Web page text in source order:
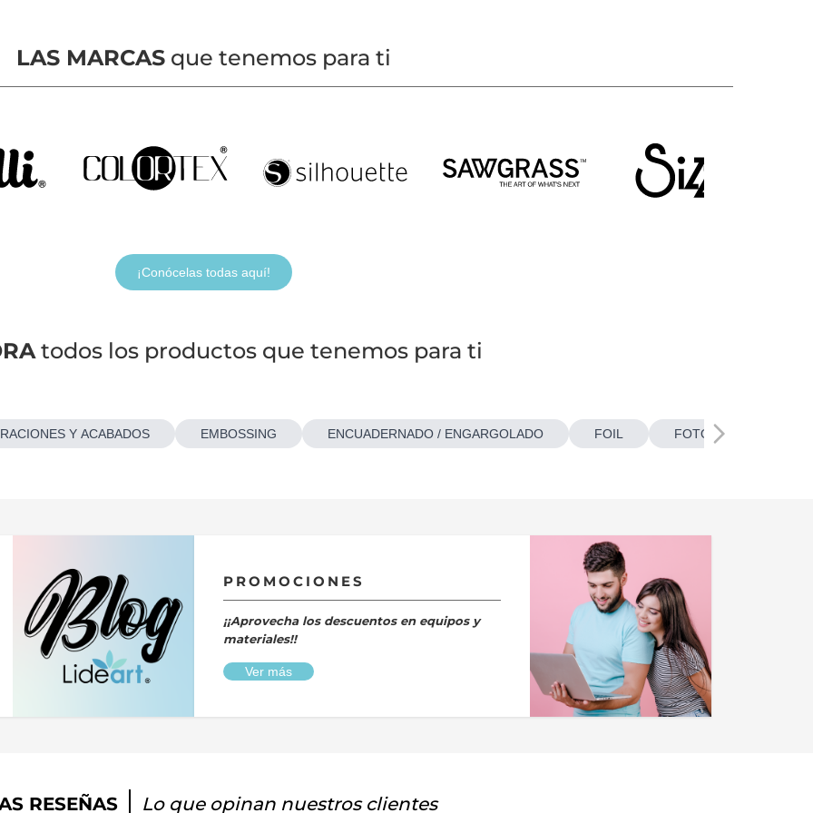
LAS MARCASque tenemos para ti
¡Conócelas todas aquí!
todos los productos que tenemos para ti
Y ACABADOS EMBOSSING ENCUADERNADO / ENGARGOLADO FOIL FOTOBOTONES
PROMOCIONES
¡¡Aprovecha los descuentos en equipos y
materiales!!
Ver más
RESEÑAS Lo que opinan nuestros clientes